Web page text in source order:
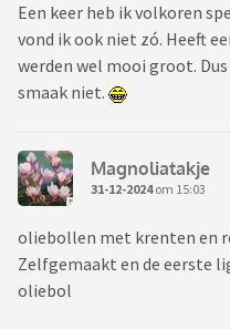
Een keer heb ik volkoren
vond ik ook niet zó. Heeft
werden wel mooi groot.
smaak niet.
Magnoliatakje
31-12-2024om 15:03
oliebollen met krenten en
Zelfgemaakt en de eerste
oliebol